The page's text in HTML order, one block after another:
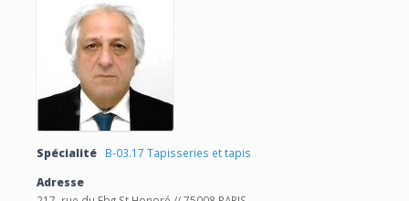
Spécialité
B-03.17 Tapisseries et tapis
Adresse